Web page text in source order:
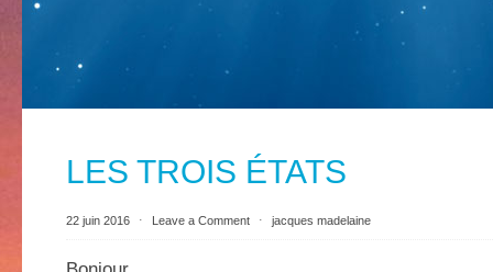
LES TROIS ÉTATS
22 juin 2016 ⋅ Leave a Comment ⋅ jacques madelaine